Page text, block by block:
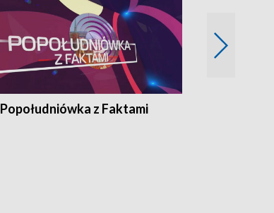
Popołudniówka z Faktami